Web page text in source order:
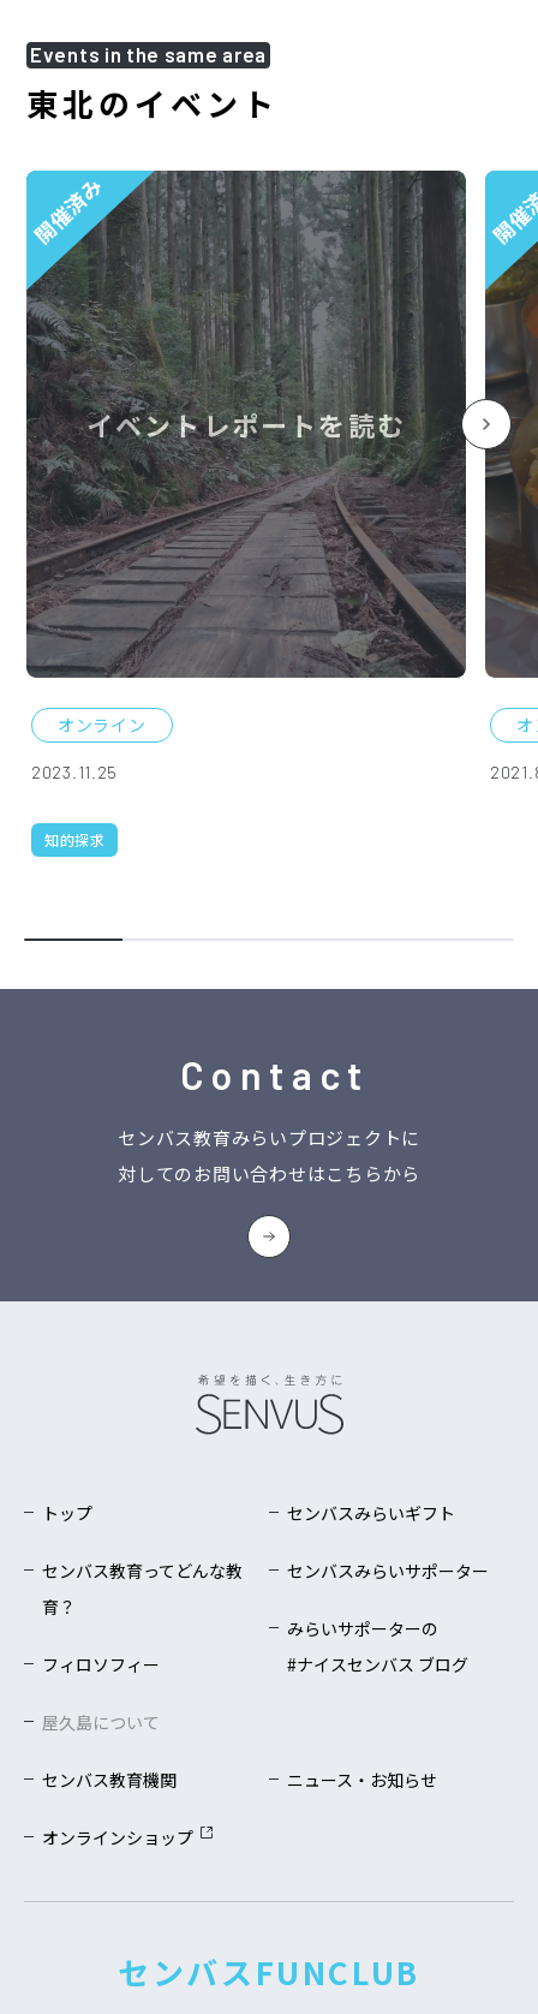
Events in the same area
東北のイベント
開催済み
イベントレポートを読む
オンライン
2023.11.25
知的探求
開
Contact
センバス教育みらいプロジェクトに
対してのお問い合わせはこちらから
トップ
センバス教育ってどんな教
育？
フィロソフィー
屋久島について
センバスみらいギフト
センバスみらいサポーター
みらいサポーターの
#ナイスセンバス ブログ
センバス教育機関 ニュース・お知らせ
オンラインショップ
センバスFUNCLUB